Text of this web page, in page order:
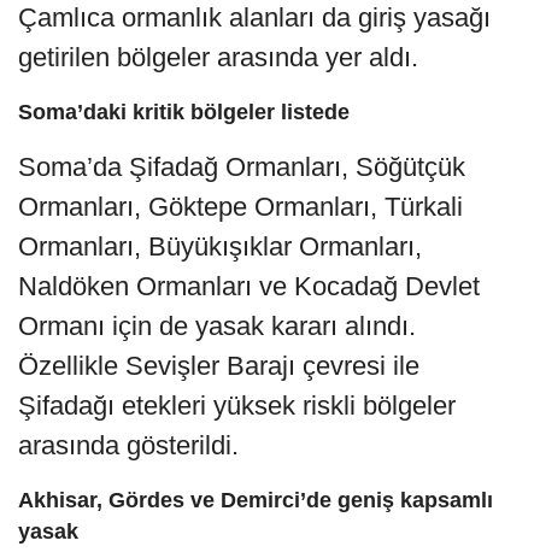
Çamlıca ormanlık alanları da giriş yasağı
getirilen bölgeler arasında yer aldı.
Soma’daki kritik bölgeler listede
Soma’da Şifadağ Ormanları, Söğütçük
Ormanları, Göktepe Ormanları, Türkali
Ormanları, Büyükışıklar Ormanları,
Naldöken Ormanları ve Kocadağ Devlet
Ormanı için de yasak kararı alındı.
Özellikle Sevişler Barajı çevresi ile
Şifadağı etekleri yüksek riskli bölgeler
arasında gösterildi.
Akhisar, Gördes ve Demirci’de geniş kapsamlı
yasak